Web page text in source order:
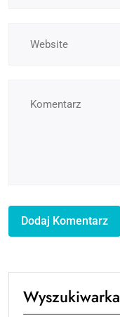
Wyszukiwarka